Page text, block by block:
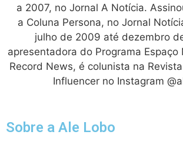
a 2007, no Jornal A Notícia.
a Coluna Persona, no Jornal
julho de 2009 até dezembro
apresentadora do Programa Espaço
Record News, é colunista na
Influencer no Instagram
Sobre a Ale Lobo